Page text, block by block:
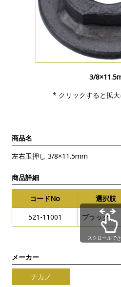
3/
* クリックすると拡大
商品名
左右玉押し 3/8×11.5mm
商品詳細
コードNo 選択肢
521-11001
ブラック
スクロールで
メーカー
ナカノ